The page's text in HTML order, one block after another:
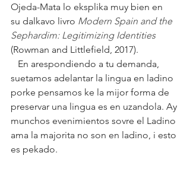
Ojeda-Mata lo eksplika muy bien en
su dalkavo livro Modern Spain and the
Sephardim: Legitimizing Identities
(Rowman and Littlefield, 2017).
suetamos adelantar la lingua en ladino
porke pensamos ke la mijor forma de
preservar una lingua es en uzandola. Ay
munchos evenimientos sovre el Ladino
ama la majorita no son en ladino, i esto
es pekado.